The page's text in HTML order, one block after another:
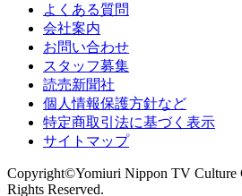
よくある質問
会社案内
お問い合わせ
スタッフ募集
読売新聞社
個人情報保護方針など
特定商取引法に基づく表示
サイトマップ
Copyright©Yomiuri Nippon TV Culture
Rights Reserved.